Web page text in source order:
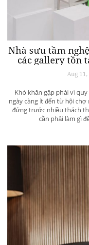
Nhà sưu tầm
các gallery tồn
Aug 11,
Khó khăn gặp phải vì
ngày càng ít đến từ hội
đứng trước nhiều thách
cần phải làm gì